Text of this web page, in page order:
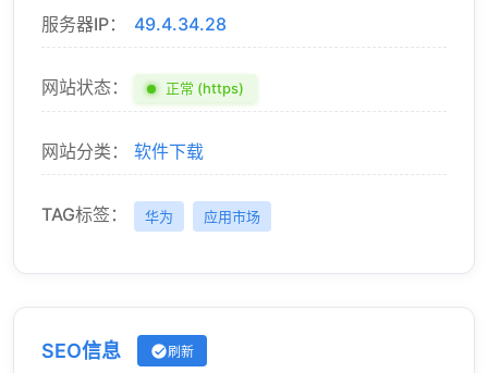
服务器IP： 49.4.34.28
网站状态： 正常 (https)
网站分类： 软件下载
TAG标签： 华为 应用市场
SEO信息 刷新